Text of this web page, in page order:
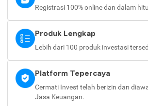
Registrasi 100% online dan dalam
Produk Lengkap
Lebih dari 100 produk investasi
Platform Tepercaya
Cermati Invest telah berizin dan
Jasa Keuangan.